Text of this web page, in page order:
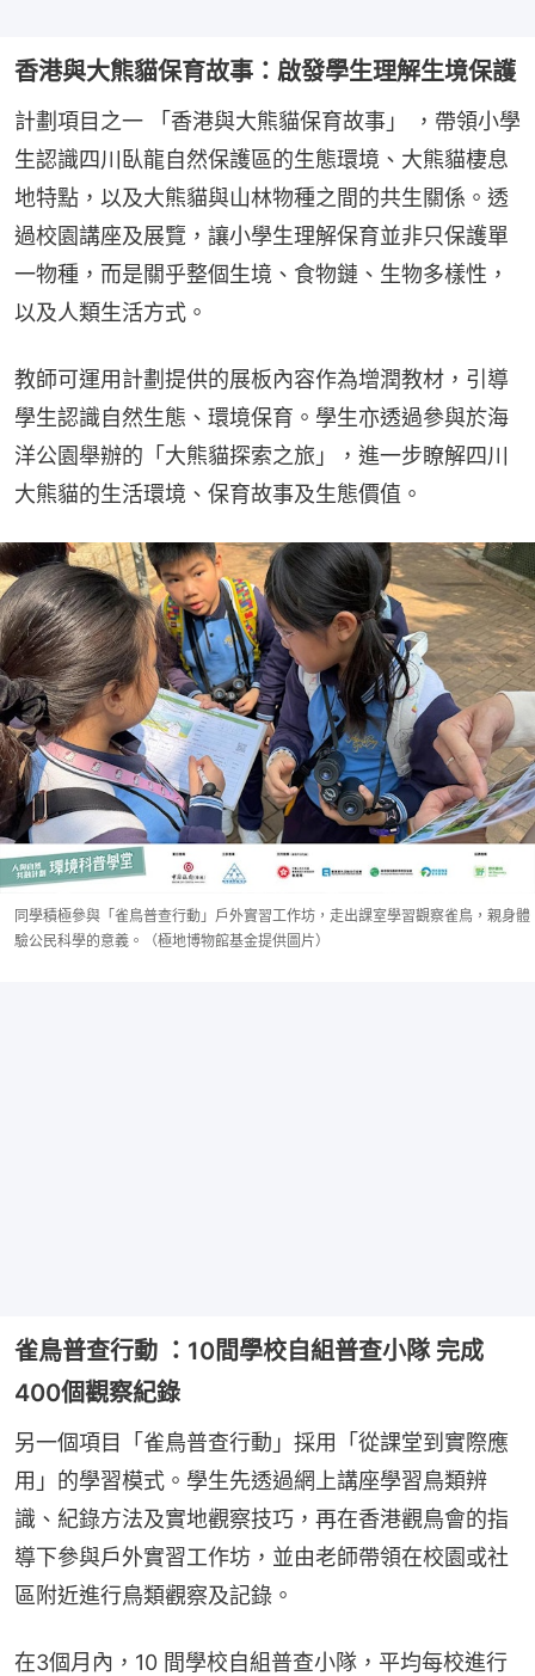
香港與大熊貓保育故事：啟發學生理解生境保護
計劃項目之一 「香港與大熊貓保育故事」 ，帶領小學
生認識四川臥龍自然保護區的生態環境、大熊貓棲息
地特點，以及大熊貓與山林物種之間的共生關係。透
過校園講座及展覽，讓小學生理解保育並非只保護單
一物種，而是關乎整個生境、食物鏈、生物多樣性，
以及人類生活方式。
教師可運用計劃提供的展板內容作為增潤教材，引導
學生認識自然生態、環境保育。學生亦透過參與於海
洋公園舉辦的「大熊貓探索之旅」，進一步瞭解四川
大熊貓的生活環境、保育故事及生態價值。
同學積極參與「雀鳥普查行動」戶外實習工作坊，走出課室學習觀察雀鳥，親身體
驗公民科學的意義。（極地博物館基金提供圖片）
雀鳥普查行動 ：10間學校自組普查小隊 完成
400個觀察紀錄
另一個項目「雀鳥普查行動」採用「從課堂到實際應
用」的學習模式。學生先透過網上講座學習鳥類辨
識、紀錄方法及實地觀察技巧，再在香港觀鳥會的指
導下參與戶外實習工作坊，並由老師帶領在校園或社
區附近進行鳥類觀察及記錄。
在3個月內，10 間學校自組普查小隊，平均每校進行